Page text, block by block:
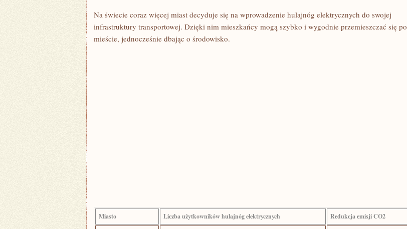
Na świecie coraz więcej miast decyduje się na wprowadzenie hulajnóg elektrycznych do swojej
infrastruktury ‌transportowej. ​Dzięki nim mieszkańcy mogą szybko i⁤ wygodnie przemieszczać się​ po
mieście, jednocześnie dbając o środowisko.
Miasto Liczba użytkowników hulajnóg⁣ elektrycznych Redukcja emisji ‌CO2